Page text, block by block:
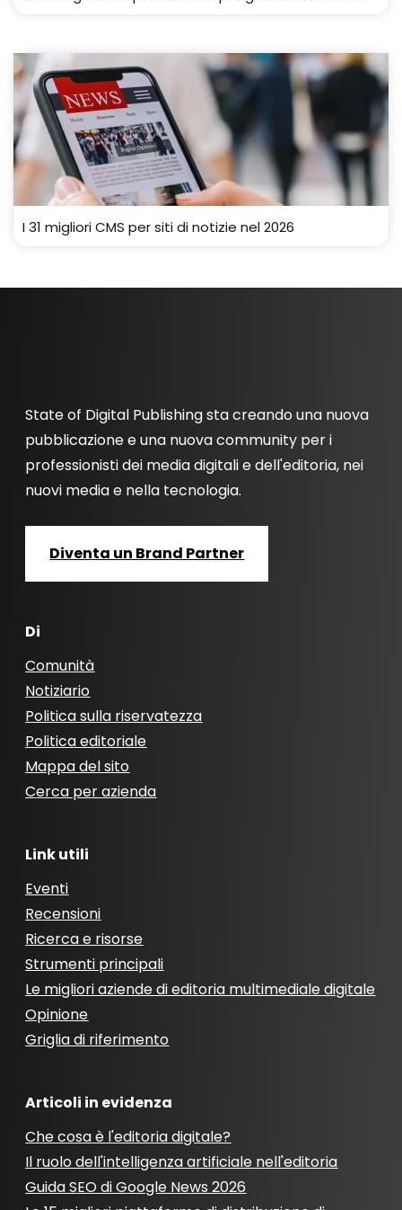
I 31 migliori CMS per siti di notizie nel 2026
State of Digital Publishing sta creando una nuova
pubblicazione e una nuova community per i
professionisti dei media digitali e dell'editoria, nei
nuovi media e nella tecnologia.
Diventa un Brand Partner
Di
Comunità
Notiziario
Politica sulla riservatezza
Politica editoriale
Mappa del sito
Cerca per azienda
Link utili
Eventi
Recensioni
Ricerca e risorse
Strumenti principali
Le migliori aziende di editoria multimediale digitale
Opinione
Griglia di riferimento
Articoli in evidenza
Che cosa è l'editoria digitale?
Il ruolo dell'intelligenza artificiale nell'editoria
Guida SEO di Google News 2026